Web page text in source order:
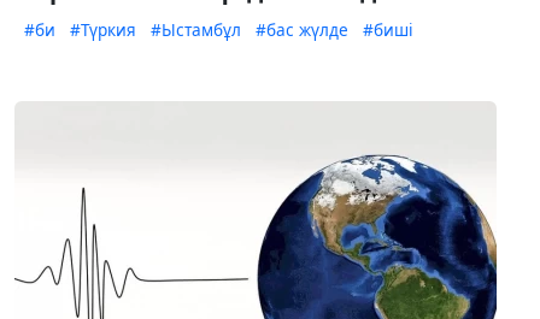
#би #Түркия #Ыстамбұл #бас жүлде #биші